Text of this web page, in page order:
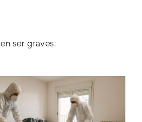
ser graves: